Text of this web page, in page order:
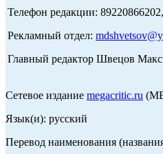
Телефон редакции:
Рекламный отдел:
Главный редактор Швецов
Сетевое издание megacritic.ru
Язык(и): русский
Перевод наименования